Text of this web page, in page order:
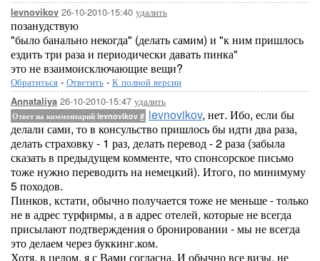
levnovikov 26-10-2010-15:40 удалить
позанудствую
"было банально некогда" (делать самим) и "к ним пришлось
ездить три раза и периодически давать пинка"
это не взаимоисключающие вещи?
Обратиться - Ответить - К полной версии
Annataliya 26-10-2010-15:47 удалить
Ответ на комментарий levnovikov # levnovikov, нет. Ибо, если бы
делали сами, то в консульство пришлось бы идти два раза,
делать страховку - 1 раз, делать перевод - 2 раза (забыла
сказать в предыдущем комменте, что спонсорское письмо
тоже нужно переводить на немецкий). Итого, по минимуму
5 походов.
Пинков, кстати, обычно получается тоже не меньше - только
не в адрес турфирмы, а в адрес отелей, которые не всегда
присылают подтверждения о бронировании - мы не всегда
это делаем через буккинг.ком.
Хотя, в целом, я с Вами согласна. И обычно все визы, не